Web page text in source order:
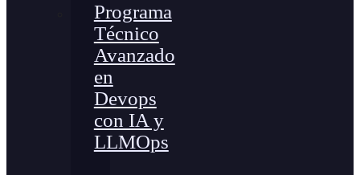
Programa
Técnico
Avanzado
en
Devops
con IA y
LLMOps